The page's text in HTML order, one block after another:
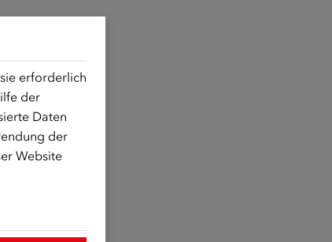
erforderlich
der
Daten
der
Website